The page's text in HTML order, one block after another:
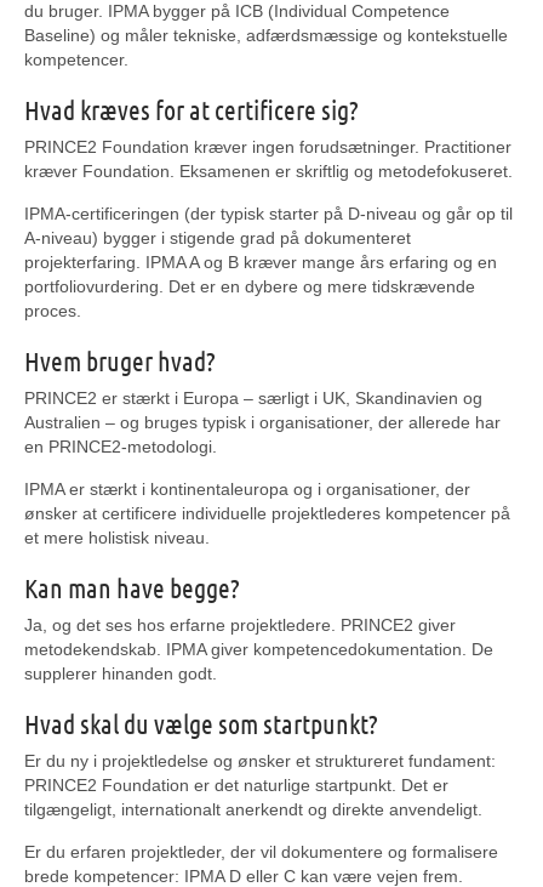
du bruger. IPMA bygger på ICB (Individual Competence
Baseline) og måler tekniske, adfærdsmæssige og kontekstuelle
kompetencer.
Hvad kræves for at certificere sig?
PRINCE2 Foundation kræver ingen forudsætninger. Practitioner
kræver Foundation. Eksamenen er skriftlig og metodefokuseret.
IPMA-certificeringen (der typisk starter på D-niveau og går op til
A-niveau) bygger i stigende grad på dokumenteret
projekterfaring. IPMA A og B kræver mange års erfaring og en
portfoliovurdering. Det er en dybere og mere tidskrævende
proces.
Hvem bruger hvad?
PRINCE2 er stærkt i Europa – særligt i UK, Skandinavien og
Australien – og bruges typisk i organisationer, der allerede har
en PRINCE2-metodologi.
IPMA er stærkt i kontinentaleuropa og i organisationer, der
ønsker at certificere individuelle projektlederes kompetencer på
et mere holistisk niveau.
Kan man have begge?
Ja, og det ses hos erfarne projektledere. PRINCE2 giver
metodekendskab. IPMA giver kompetencedokumentation. De
supplerer hinanden godt.
Hvad skal du vælge som startpunkt?
Er du ny i projektledelse og ønsker et struktureret fundament:
PRINCE2 Foundation er det naturlige startpunkt. Det er
tilgængeligt, internationalt anerkendt og direkte anvendeligt.
Er du erfaren projektleder, der vil dokumentere og formalisere
brede kompetencer: IPMA D eller C kan være vejen frem.